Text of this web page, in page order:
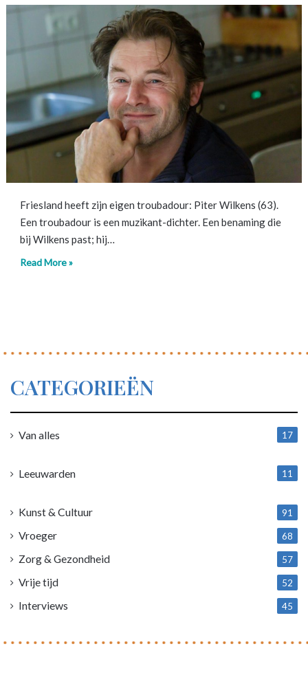
Friesland heeft zijn eigen troubadour: Piter Wilkens (63).
Een troubadour is een muzikant-dichter. Een benaming die
bij Wilkens past; hij…
Read More »
CATEGORIEËN
Van alles
17
Leeuwarden
11
Kunst & Cultuur 91
Vroeger 68
Zorg & Gezondheid 57
Vrije tijd 52
Interviews 45